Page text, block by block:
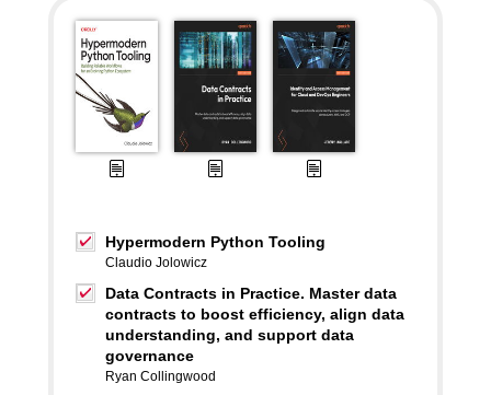
Hypermodern Python Tooling
Claudio Jolowicz
Data Contracts in Practice. Master data
contracts to boost efficiency, align data
understanding, and support data
governance
Ryan Collingwood